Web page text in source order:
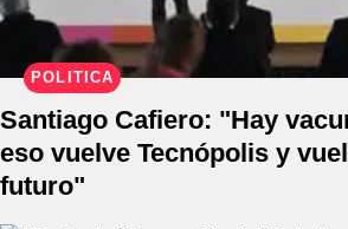
POLÍTICA
Santiago Cafiero: "Hay
eso vuelve Tecnópolis y
futuro"